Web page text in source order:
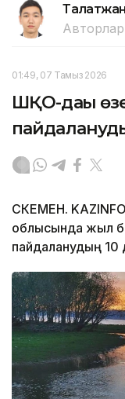
Авторлар
01:49, 07 Тамыз 2026
ШҚО-дағы
ӨСКЕМЕН.
облысында жыл
пайдаланудың 10